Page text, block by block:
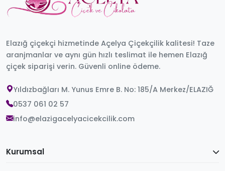
Elazığ çiçekçi hizmetinde Açelya Çiçekçilik kalitesi! Taze
aranjmanlar ve aynı gün hızlı teslimat ile hemen Elazığ
çiçek siparişi verin. Güvenli online ödeme.
Yıldızbağları M. Yunus Emre B. No: 185/A Merkez/ELAZIĞ
0537 061 02 57
info@elazigacelyacicekcilik.com
Kurumsal